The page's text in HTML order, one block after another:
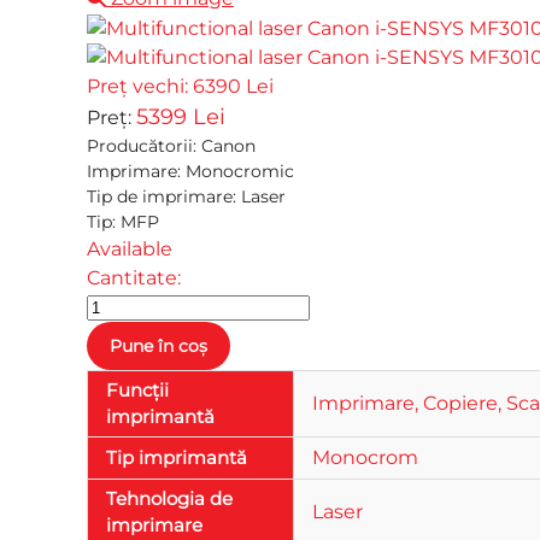
Preț vechi: 6390 Lei
Preț: 5399 Lei
Producătorii: Canon
Imprimare: Monocromic
Tip de imprimare: Laser
Tip: MFP
Available
Cantitate:
Funcții
imprimantă
Imprimare, Copiere,
Tip imprimantă
Monocrom
Tehnologia de
imprimare
Laser